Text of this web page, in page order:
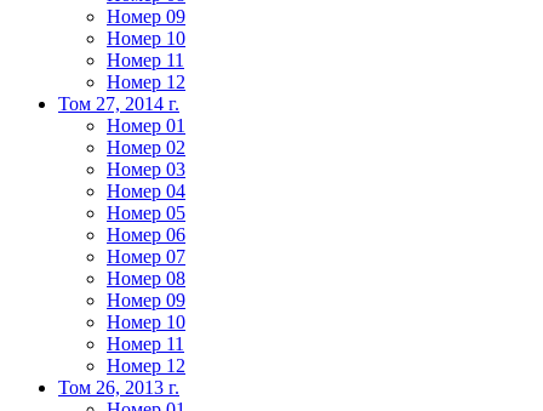
Номер 09
Номер 10
Номер 11
Номер 12
Том 27, 2014 г.
Номер 01
Номер 02
Номер 03
Номер 04
Номер 05
Номер 06
Номер 07
Номер 08
Номер 09
Номер 10
Номер 11
Номер 12
Том 26, 2013 г.